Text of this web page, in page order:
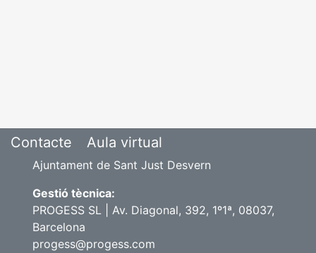
Contacte Aula virtual
Ajuntament de Sant Just Desvern
Gestió tècnica:
PROGESS SL | Av. Diagonal, 392, 1º1ª, 08037,
Barcelona
progess@progess.com